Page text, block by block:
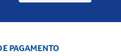
PAGAMENTO